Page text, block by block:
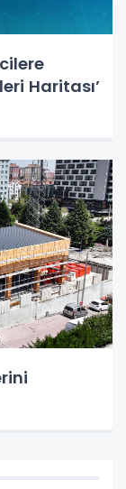
Haritası’